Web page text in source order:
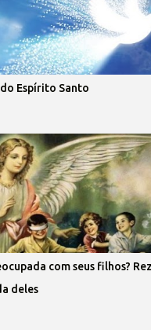
Espírito Santo
com seus filhos?
deles